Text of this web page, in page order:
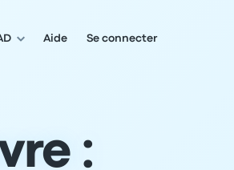
Aide Se connecter
: